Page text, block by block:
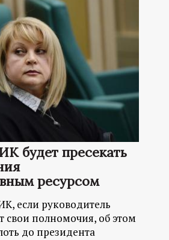
будет пресекать
ресурсом
если руководитель
свои полномочия, об этом
до президента